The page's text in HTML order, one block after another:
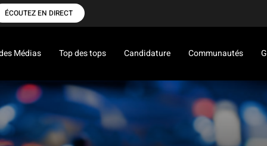
ÉCOUTEZ EN DIRECT
Médias Top des tops Candidature Communautés